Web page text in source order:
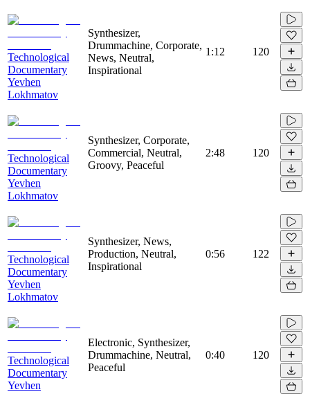
Technological
Documentary
Yevhen
Lokhmatov
Synthesizer,
Drummachine, Corporate,
News, Neutral,
Inspirational
1:12 120
Technological
Documentary
Yevhen
Lokhmatov
Synthesizer, Corporate,
Commercial, Neutral,
Groovy, Peaceful
2:48 120
Technological
Documentary
Yevhen
Lokhmatov
Synthesizer, News,
Production, Neutral,
Inspirational
0:56 122
Technological
Documentary
Yevhen
Electronic, Synthesizer,
Drummachine, Neutral,
Peaceful
0:40 120